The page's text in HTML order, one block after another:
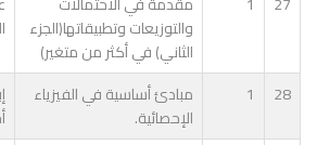
والتوزيعات وتطبيقاتها(الجزء
الثاني) في أكثر من متغير)
28
1
مبادئ أساسية في الفيزياء
الإحصائية.